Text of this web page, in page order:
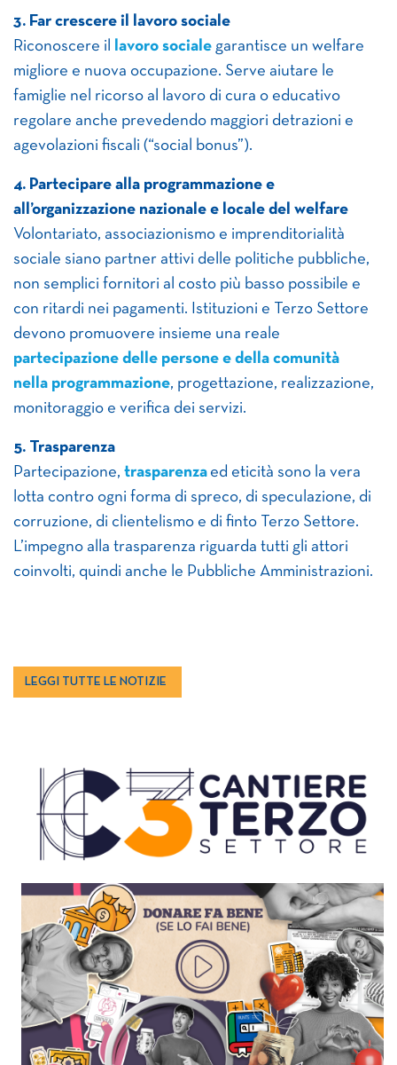
3. Far crescere il lavoro sociale
Riconoscere il
lavoro sociale garantisce un welfare
migliore e nuova occupazione. Serve aiutare le
famiglie nel ricorso al lavoro di cura o educativo
regolare anche prevedendo maggiori detrazioni e
agevolazioni fiscali (“social bonus”).
4. Partecipare alla programmazione e
all’organizzazione nazionale e locale del welfare
Volontariato, associazionismo e imprenditorialità
sociale siano partner attivi delle politiche pubbliche,
non semplici fornitori al costo più basso possibile e
con ritardi nei pagamenti. Istituzioni e Terzo Settore
devono promuovere insieme una reale
partecipazione delle persone e della comunità
nella programmazione, progettazione, realizzazione,
monitoraggio e verifica dei servizi.
5. Trasparenza
Partecipazione, trasparenza ed eticità sono la vera
lotta contro ogni forma di spreco, di speculazione, di
corruzione, di clientelismo e di finto Terzo Settore.
L’impegno alla trasparenza riguarda tutti gli attori
coinvolti, quindi anche le Pubbliche Amministrazioni.
LEGGI TUTTE LE NOTIZIE